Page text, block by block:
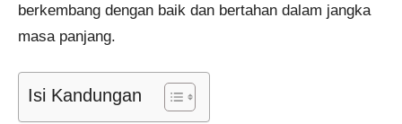
berkembang dengan baik dan bertahan dalam jangka
masa panjang.
Isi Kandungan